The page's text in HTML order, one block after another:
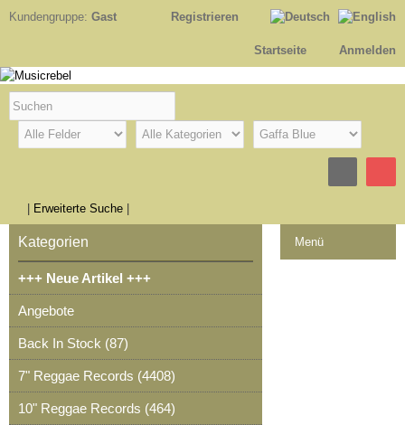
Kundengruppe: Gast Registrieren
Anmelden
Startseite
Erweiterte Suche
Menü
Kategorien
+++ Neue Artikel +++
Angebote
Back In Stock (87)
7" Reggae Records (4408)
10" Reggae Records (464)